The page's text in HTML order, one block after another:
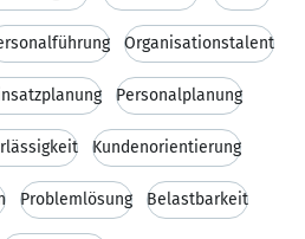
Organisationstalent
Personalplanung
Kundenorientierung
Problemlösung Belastbarkeit